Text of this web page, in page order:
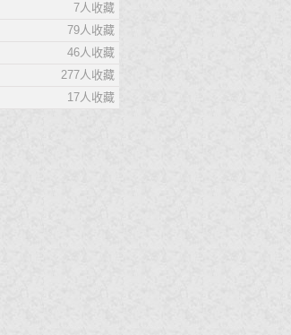
去办葬
渔民，这个世界
7人收藏
79人收藏
46人收藏
277人收藏
17人收藏